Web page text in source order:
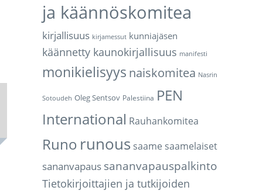
ja käännöskomitea
kirjallisuus kirjamessut kunniajäsen
käännetty kaunokirjallisuus manifesti
monikielisyys naiskomitea Nasrin
Sotoudeh Oleg Sentsov Palestiina PEN
International Rauhankomitea
Runo runous saame saamelaiset
sananvapaus sananvapauspalkinto
Tietokirjoittajien ja tutkijoiden